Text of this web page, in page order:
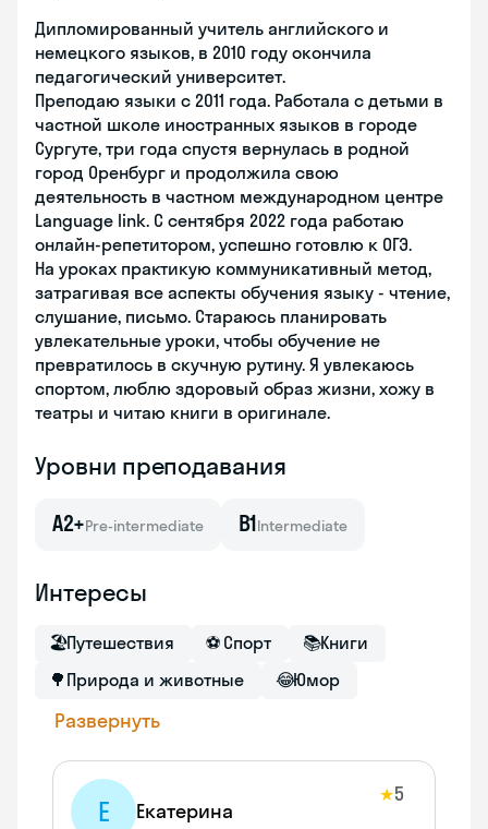
Дипломированный учитель английского и
немецкого языков, в 2010 году окончила
педагогический университет.
Преподаю языки с 2011 года. Работала с детьми в
частной школе иностранных языков в городе
Сургуте, три года спустя вернулась в родной
город Оренбург и продолжила свою
деятельность в частном международном центре
Language link. С сентября 2022 года работаю
онлайн-репетитором, успешно готовлю к ОГЭ.
На уроках практикую коммуникативный метод,
затрагивая все аспекты обучения языку - чтение,
слушание, письмо. Стараюсь планировать
увлекательные уроки, чтобы обучение не
превратилось в скучную рутину. Я увлекаюсь
спортом, люблю здоровый образ жизни, хожу в
театры и читаю книги в оригинале.
Уровни преподавания
A2+Pre-intermediate B1Intermediate
Интересы
🏖Путешествия ⚽ Спорт 📚Книги
🌳 Природа и животные 😂Юмор
Развернуть
Е Екатерина
★5